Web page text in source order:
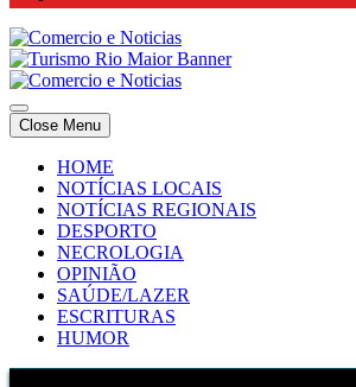
Comercio e Noticias
Notícias e Publicidade Online
Comercio e Noticias
Notícias e Publicidade Online
Close Menu
HOME
NOTÍCIAS LOCAIS
NOTÍCIAS REGIONAIS
DESPORTO
NECROLOGIA
OPINIÃO
SAÚDE/LAZER
ESCRITURAS
HUMOR